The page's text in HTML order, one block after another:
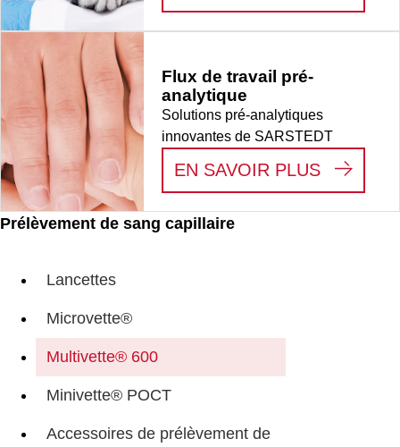
Prélèvement de sang capillaire
Lancettes
Microvette®
Multivette® 600
Minivette® POCT
Accessoires de prélèvement de
Flux de travail pré-
analytique
Solutions pré-analytiques
innovantes de SARSTEDT
EN SAVOIR PLUS: FLUX